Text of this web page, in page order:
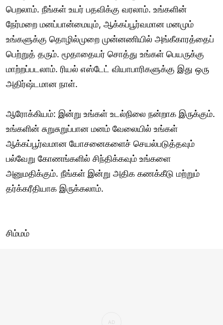
பெறலாம். நீங்கள் உயர் பதவிக்கு வரலாம். உங்களின்
நேர்மறை மனப்பான்மையும், ஆக்கப்பூர்வமான மனமும்
உங்களுக்கு தொழில்முறை முன்னணியில் அங்கீகாரத்தைப்
பெற்றுத் தரும். மூதாதையர் சொத்து உங்கள் பெயருக்கு
மாற்றப்படலாம். ரியல் எஸ்டேட் வியாபாரிகளுக்கு இது ஒரு
அதிர்ஷ்டமான நாள்.
ஆரோக்கியம்: இன்று உங்கள் உடல்நிலை நன்றாக இருக்கும்.
உங்களின் சுறுசுறுப்பான மனம் வேலையில் உங்கள்
ஆக்கப்பூர்வமான யோசனைகளைச் செயல்படுத்தவும்
பல்வேறு கோணங்களில் சிந்திக்கவும் உங்களை
அனுமதிக்கும். நீங்கள் இன்று அதிக கணக்கீடு மற்றும்
தர்க்கரீதியாக இருக்கலாம்.
சிம்மம்